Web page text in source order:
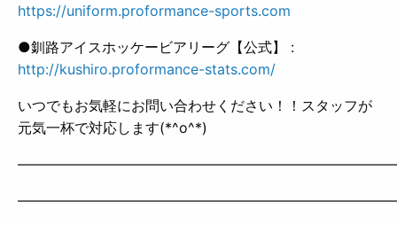
https://uniform.proformance-sports.com
●釧路アイスホッケービアリーグ【公式】 :
http://kushiro.proformance-stats.com/
いつでもお気軽にお問い合わせください！！スタッフが
元気一杯で対応します(*^o^*)